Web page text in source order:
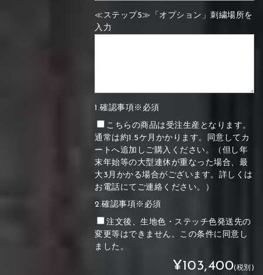
≪ステップ5≫「オプション」刺繍場所を
入力
1.確認事項※必須
こちらの商品は受注生産となります。
通常は約1.5ケ月かかります。同意してカ
ートへ追加しご購入ください。（但し年
末年始等の大型連休が重なった場合、最
大3月かかる場合がございます。詳しくは
お電話にてご連絡ください。）
2.確認事項※必須
注文後、生地色・ステッチ色発送先の
変更等はできません。この条件に同意し
ました。
¥103,400(税別)